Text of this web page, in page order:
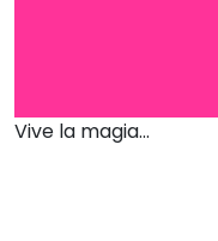
Vive la magia...